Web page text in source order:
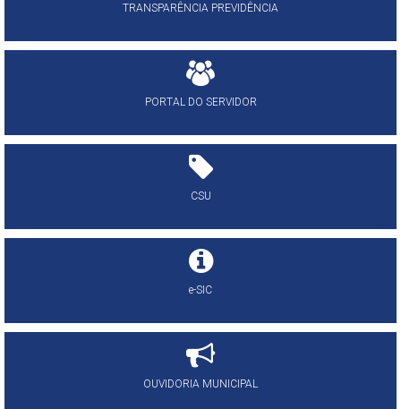
TRANSPARÊNCIA PREVIDÊNCIA
PORTAL DO SERVIDOR
CSU
e-SIC
OUVIDORIA MUNICIPAL